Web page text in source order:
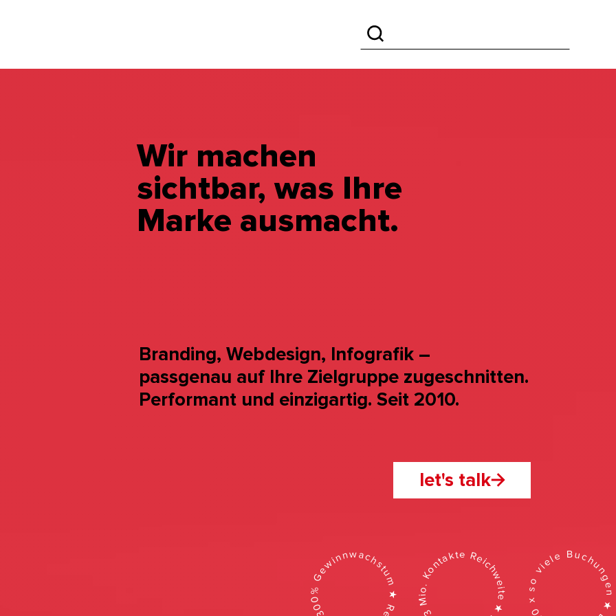
Wir machen
sichtbar, was Ihre
Marke ausmacht.
Branding, Webdesign, Infografik –
passgenau auf Ihre Zielgruppe zugeschnitten.
Performant und einzigartig. Seit 2010.
let's talk
+300% Gewinnwachstum ★ Rebranding ★ 93 Mio. Kontakte Reichweite ★ Infografik ★ 20 x so viele Buchungen ★ Branding ★